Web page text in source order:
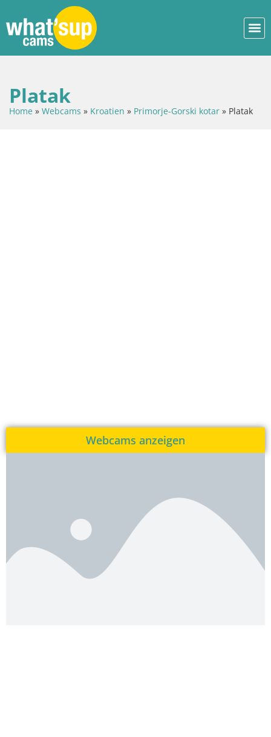
Platak
Home » Webcams » Kroatien » Primorje-Gorski kotar » Platak
Webcams anzeigen